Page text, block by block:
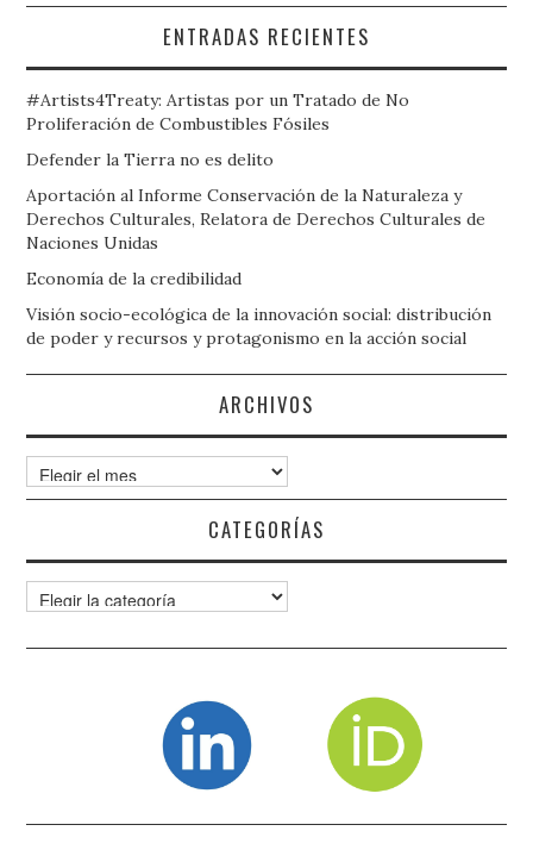
ENTRADAS RECIENTES
#Artists4Treaty: Artistas por un Tratado de No
Proliferación de Combustibles Fósiles
Defender la Tierra no es delito
Aportación al Informe Conservación de la Naturaleza y
Derechos Culturales, Relatora de Derechos Culturales de
Naciones Unidas
Economía de la credibilidad
Visión socio-ecológica de la innovación social: distribución
de poder y recursos y protagonismo en la acción social
ARCHIVOS
Archivos
CATEGORÍAS
Categorías